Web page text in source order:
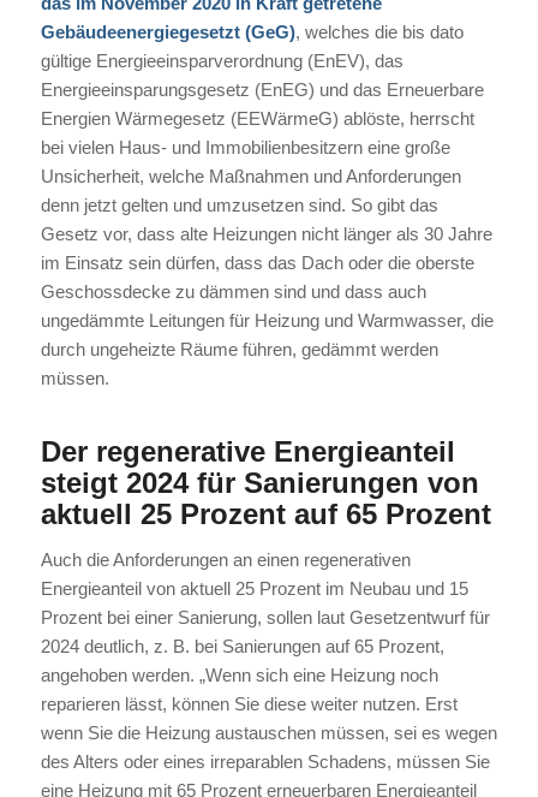
Gebäudeenergiegesetzt (GeG), welches die bis dato
gültige Energieeinsparverordnung (EnEV), das
Energieeinsparungsgesetz (EnEG) und das Erneuerbare
Energien Wärmegesetz (EEWärmeG) ablöste, herrscht
bei vielen Haus- und Immobilienbesitzern eine große
Unsicherheit, welche Maßnahmen und Anforderungen
denn jetzt gelten und umzusetzen sind. So gibt das
Gesetz vor, dass alte Heizungen nicht länger als 30 Jahre
im Einsatz sein dürfen, dass das Dach oder die oberste
Geschossdecke zu dämmen sind und dass auch
ungedämmte Leitungen für Heizung und Warmwasser, die
durch ungeheizte Räume führen, gedämmt werden
müssen.
Der regenerative Energieanteil
steigt 2024 für Sanierungen von
aktuell 25 Prozent auf 65 Prozent
Auch die Anforderungen an einen regenerativen
Energieanteil von aktuell 25 Prozent im Neubau und 15
Prozent bei einer Sanierung, sollen laut Gesetzentwurf für
2024 deutlich, z. B. bei Sanierungen auf 65 Prozent,
angehoben werden. „Wenn sich eine Heizung noch
reparieren lässt, können Sie diese weiter nutzen. Erst
wenn Sie die Heizung austauschen müssen, sei es wegen
des Alters oder eines irreparablen Schadens, müssen Sie
eine Heizung mit 65 Prozent erneuerbaren Energieanteil